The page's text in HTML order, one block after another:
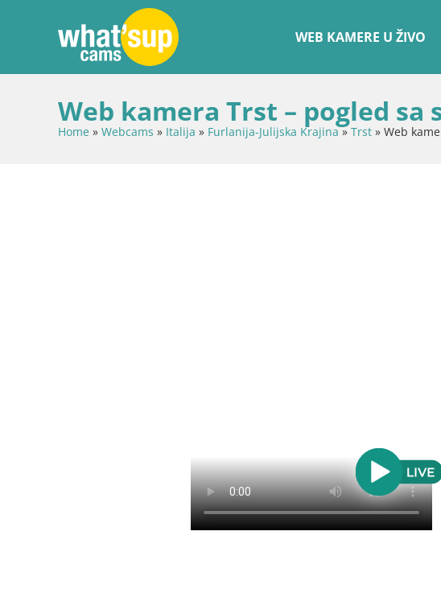
WEB KAMERE U ŽIVO
Web kamera Trst – pogled
Home » Webcams » Italija » Furlanija-Julijska Krajina» Trst » Web